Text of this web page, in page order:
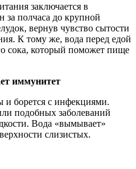
заключается в
за полчаса до крупной
вернув чувство сытости
К тому же, вода перед едой
сока, который поможет пище
иммунитет
борется с инфекциями.
подобных заболеваний
Вода «вымывает»
слизистых.